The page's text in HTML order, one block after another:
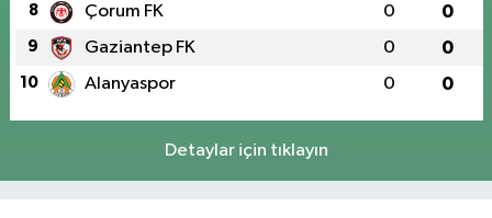
8 Çorum FK 0 0
9 Gaziantep FK 0 0
10 Alanyaspor 0 0
Detaylar için tıklayın